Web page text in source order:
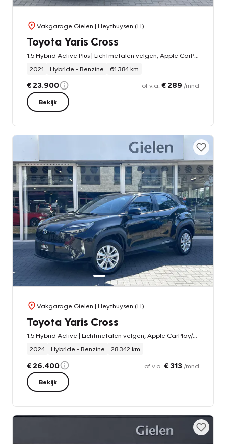
Vakgarage Gielen | Heythuysen (LI)
Toyota Yaris Cross
2021
Hybride - Benzine 61.384 km
€ 23.900 of v.a. € 289 /mnd
Bekijk
Vakgarage Gielen | Heythuysen (LI)
Toyota Yaris Cross
1.5 Hybrid Active | Lichtmetalen velgen, Apple CarPlay/Android Auto, Parkeercamera, Adaptive cruise control
2024
Hybride - Benzine 28.342 km
€ 26.400 of v.a. € 313 /mnd
Bekijk